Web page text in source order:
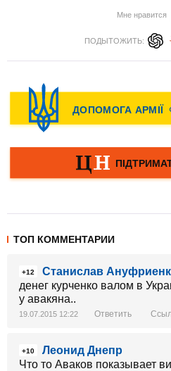
Мне нравится
ПОДЫТОЖИТЬ:
ТОП КОММЕНТАРИИ
+12
Станислав
денег курченко валом в
у авакяна..
19.07.2015 12:22 Ответить
+10
Леонид Днепр
Что то Аваков показывает